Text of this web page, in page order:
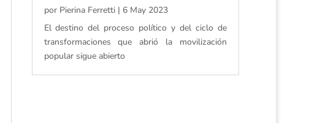
por Pierina Ferretti| 6 May 2023
El destino del proceso político y del ciclo de
transformaciones que abrió la movilización
popular sigue abierto